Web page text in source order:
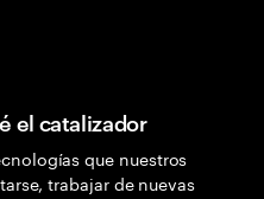
el catalizador
que nuestros
trabajar de nuevas